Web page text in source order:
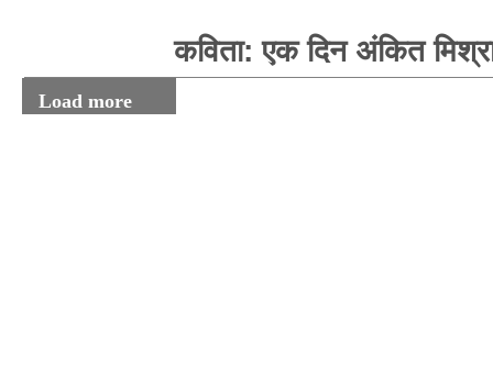
कविता: एक दिन अंकित
Load more